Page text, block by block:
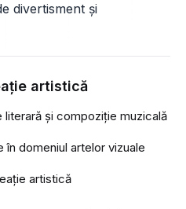
divertisment și
artistică
şi compoziţie muzicală
domeniul artelor vizuale
artistică